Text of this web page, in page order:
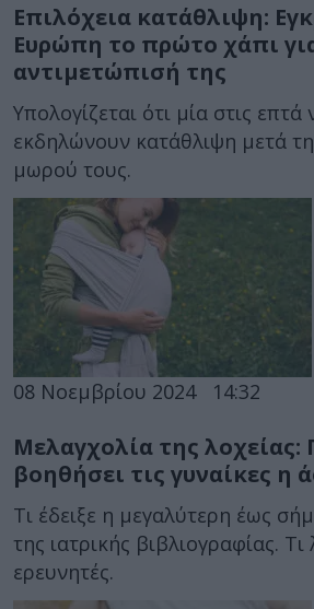
Επιλόχεια κατάθλιψη:
Ευρώπη το πρώτο χάπι
αντιμετώπισή της
Υπολογίζεται ότι μία στις επτά
εκδηλώνουν κατάθλιψη μετά
μωρού τους.
08 Νοεμβρίου 2024 14:32
Μελαγχολία της
βοηθήσει τις γυναίκες η
Τι έδειξε η μεγαλύτερη έως
της ιατρικής βιβλιογραφίας. Τι
ερευνητές.